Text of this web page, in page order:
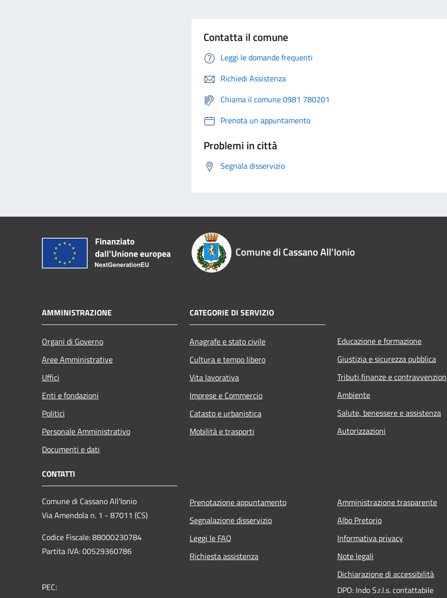
Contatta il comune
Leggi le domande frequenti
Richiedi Assistenza
Chiama il comune 0981 780201
Prenota un appuntamento
Problemi in città
Segnala disservizio
Comune di Cassano All'Ionio
AMMINISTRAZIONE
Organi di Governo
Aree Amministrative
Uffici
Enti e fondazioni
Politici
Personale Amministrativo
Documenti e dati
CATEGORIE DI SERVIZIO
Anagrafe e stato civile
Cultura e tempo libero
Vita lavorativa
Imprese e Commercio
Catasto e urbanistica
Mobilità e trasporti
Educazione e formazione
Giustizia e sicurezza pubblica
Tributi,finanze e
Ambiente
Salute, benessere e assistenza
Autorizzazioni
CONTATTI
Comune di Cassano All'Ionio
Via Amendola n. 1 - 87011 (CS)
Codice Fiscale: 88000230784
Partita IVA: 00529360786
PEC:
Prenotazione appuntamento
Segnalazione disservizio
Leggi le FAQ
Richiesta assistenza
Amministrazione trasparente
Albo Pretorio
Informativa privacy
Note legali
Dichiarazione di accessibilità
DPO: Indo S.r.l.s. contattabile